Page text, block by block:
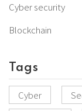
Cyber security
Blockchain
Tags
Cyber